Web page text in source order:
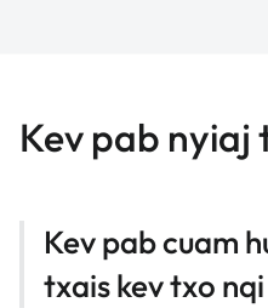
Kev pab nyiaj
Kev pab cuam
txais kev txo nqi